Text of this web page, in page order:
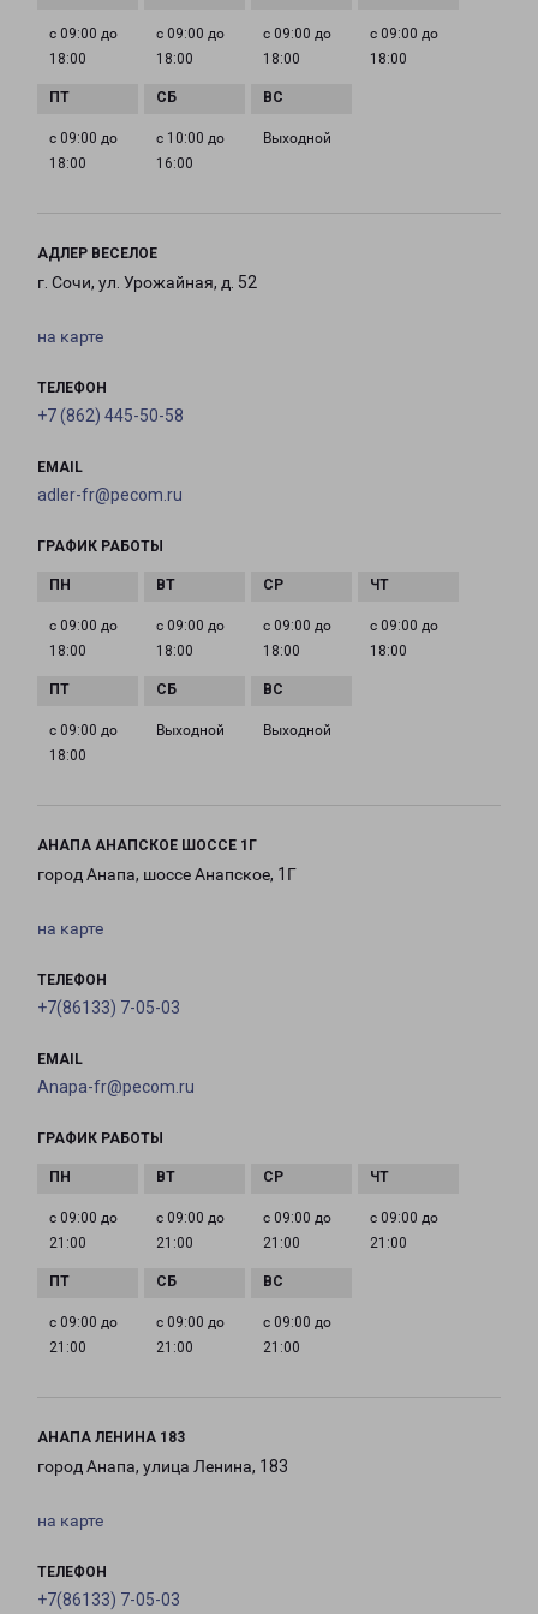
с 09:00 до
18:00
с 09:00 до
18:00
с 09:00 до
18:00
с 09:00 до
18:00
с 09:00 до
18:00
с 10:00 до
16:00
Выходной
АДЛЕР ВЕСЕЛОЕ
г. Сочи, ул. Урожайная, д. 52
на карте
ТЕЛЕФОН
+7 (862) 445-50-58
EMAIL
adler-fr@pecom.ru
ГРАФИК РАБОТЫ
с 09:00 до
18:00
с 09:00 до
18:00
с 09:00 до
18:00
с 09:00 до
18:00
с 09:00 до
18:00
Выходной Выходной
АНАПА АНАПСКОЕ ШОССЕ 1Г
город Анапа, шоссе Анапское, 1Г
на карте
ТЕЛЕФОН
+7(86133) 7-05-03
EMAIL
Anapa-fr@pecom.ru
ГРАФИК РАБОТЫ
с 09:00 до
21:00
с 09:00 до
21:00
с 09:00 до
21:00
с 09:00 до
21:00
с 09:00 до
21:00
с 09:00 до
21:00
с 09:00 до
21:00
АНАПА ЛЕНИНА 183
город Анапа, улица Ленина, 183
на карте
ТЕЛЕФОН
+7(86133) 7-05-03